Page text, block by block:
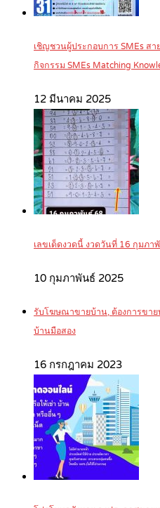
เชิญชวนผู้ประกอบการ SMEs สา
กิจกรรม SMEs Matching
12 มีนาคม 2025
เลขเด็ดงวดนี้ งวดวันที่ 16 กุมภา
10 กุมภาพันธ์ 2025
รับโฆษณาขายบ้าน, ต้องการขา
บ้านมือสอง
16 กรกฎาคม 2023